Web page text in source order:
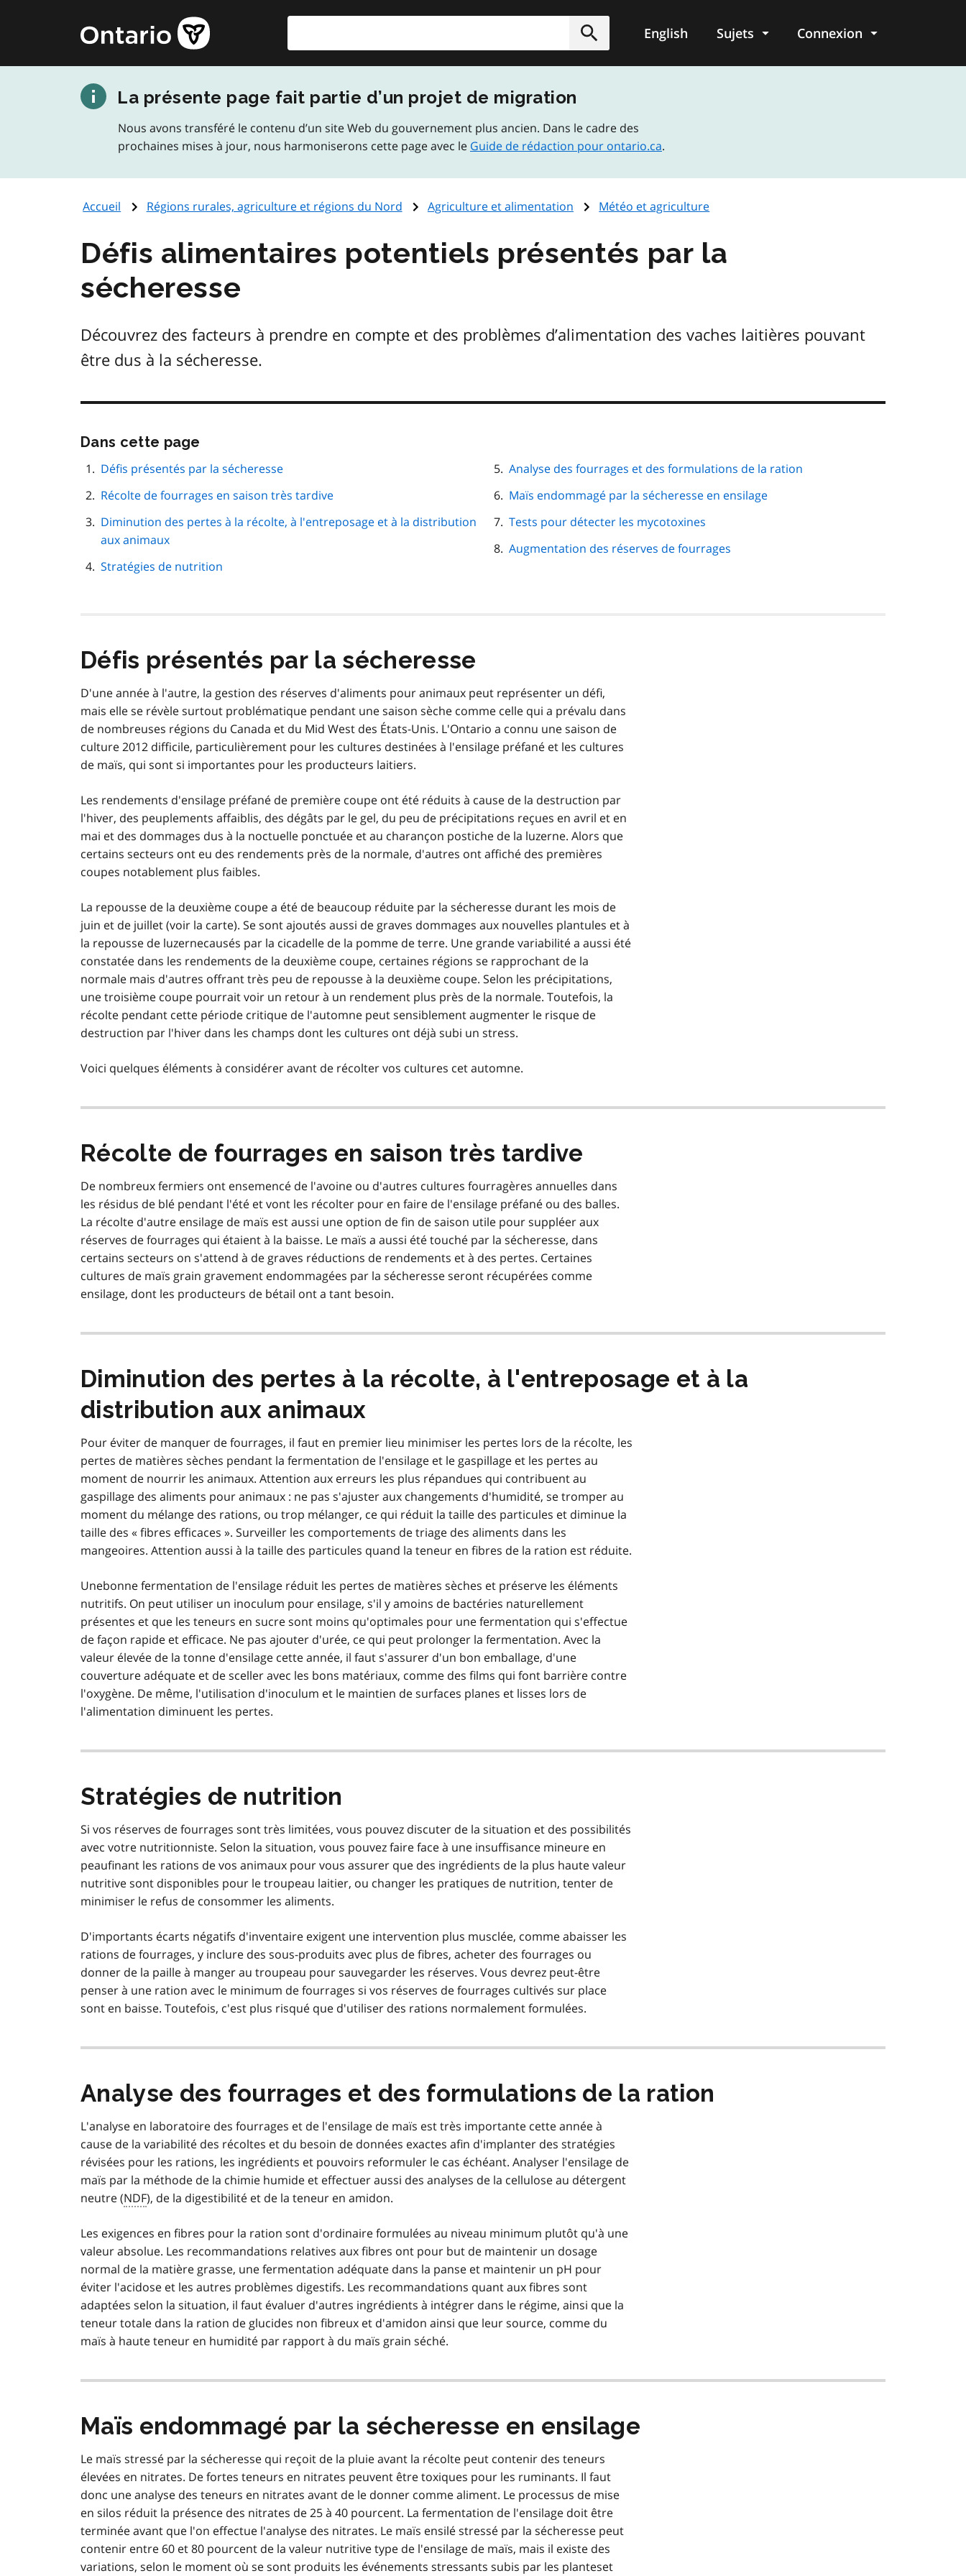
principal
Page
d'accueil
de
Soumettre
English Sujets Connexion
La présente page fait partie d’un projet de migration
Nous avons transféré le contenu d’un site Web du gouvernement plus ancien. Dans le cadre des
prochaines mises à jour, nous harmoniserons cette page avec le Guide de rédaction pour ontario.ca.
Accueil Régions rurales, agriculture et régions du Nord Agriculture et alimentation Météo et agriculture
Défis alimentaires potentiels présentés par la
sécheresse
Découvrez des facteurs à prendre en compte et des problèmes d’alimentation des vaches laitières pouvant
être dus à la sécheresse.
Dans cette page
navigation
page
Défis présentés par la sécheresse
Récolte de fourrages en saison très tardive
Diminution des pertes à la récolte, à l'entreposage et à la distribution
aux animaux
Stratégies de nutrition
Analyse des fourrages et des formulations de la ration
Maïs endommagé par la sécheresse en ensilage
Tests pour détecter les mycotoxines
Augmentation des réserves de fourrages
Défis présentés par la sécheresse
D'une année à l'autre, la gestion des réserves d'aliments pour animaux peut représenter un défi,
mais elle se révèle surtout problématique pendant une saison sèche comme celle qui a prévalu dans
de nombreuses régions du Canada et du Mid West des États-Unis. L'Ontario a connu une saison de
culture 2012 difficile, particulièrement pour les cultures destinées à l'ensilage préfané et les cultures
de maïs, qui sont si importantes pour les producteurs laitiers.
Les rendements d'ensilage préfané de première coupe ont été réduits à cause de la destruction par
l'hiver, des peuplements affaiblis, des dégâts par le gel, du peu de précipitations reçues en avril et en
mai et des dommages dus à la noctuelle ponctuée et au charançon postiche de la luzerne. Alors que
certains secteurs ont eu des rendements près de la normale, d'autres ont affiché des premières
coupes notablement plus faibles.
La repousse de la deuxième coupe a été de beaucoup réduite par la sécheresse durant les mois de
juin et de juillet (voir la carte). Se sont ajoutés aussi de graves dommages aux nouvelles plantules et à
la repousse de luzernecausés par la cicadelle de la pomme de terre. Une grande variabilité a aussi été
constatée dans les rendements de la deuxième coupe, certaines régions se rapprochant de la
normale mais d'autres offrant très peu de repousse à la deuxième coupe. Selon les précipitations,
une troisième coupe pourrait voir un retour à un rendement plus près de la normale. Toutefois, la
récolte pendant cette période critique de l'automne peut sensiblement augmenter le risque de
destruction par l'hiver dans les champs dont les cultures ont déjà subi un stress.
Voici quelques éléments à considérer avant de récolter vos cultures cet automne.
Récolte de fourrages en saison très tardive
De nombreux fermiers ont ensemencé de l'avoine ou d'autres cultures fourragères annuelles dans
les résidus de blé pendant l'été et vont les récolter pour en faire de l'ensilage préfané ou des balles.
La récolte d'autre ensilage de maïs est aussi une option de fin de saison utile pour suppléer aux
réserves de fourrages qui étaient à la baisse. Le maïs a aussi été touché par la sécheresse, dans
certains secteurs on s'attend à de graves réductions de rendements et à des pertes. Certaines
cultures de maïs grain gravement endommagées par la sécheresse seront récupérées comme
ensilage, dont les producteurs de bétail ont a tant besoin.
Diminution des pertes à la récolte, à l'entreposage et à la
distribution aux animaux
Pour éviter de manquer de fourrages, il faut en premier lieu minimiser les pertes lors de la récolte, les
pertes de matières sèches pendant la fermentation de l'ensilage et le gaspillage et les pertes au
moment de nourrir les animaux. Attention aux erreurs les plus répandues qui contribuent au
gaspillage des aliments pour animaux : ne pas s'ajuster aux changements d'humidité, se tromper au
moment du mélange des rations, ou trop mélanger, ce qui réduit la taille des particules et diminue la
taille des « fibres efficaces ». Surveiller les comportements de triage des aliments dans les
mangeoires. Attention aussi à la taille des particules quand la teneur en fibres de la ration est réduite.
Unebonne fermentation de l'ensilage réduit les pertes de matières sèches et préserve les éléments
nutritifs. On peut utiliser un inoculum pour ensilage, s'il y amoins de bactéries naturellement
présentes et que les teneurs en sucre sont moins qu'optimales pour une fermentation qui s'effectue
de façon rapide et efficace. Ne pas ajouter d'urée, ce qui peut prolonger la fermentation. Avec la
valeur élevée de la tonne d'ensilage cette année, il faut s'assurer d'un bon emballage, d'une
couverture adéquate et de sceller avec les bons matériaux, comme des films qui font barrière contre
l'oxygène. De même, l'utilisation d'inoculum et le maintien de surfaces planes et lisses lors de
l'alimentation diminuent les pertes.
Stratégies de nutrition
Si vos réserves de fourrages sont très limitées, vous pouvez discuter de la situation et des possibilités
avec votre nutritionniste. Selon la situation, vous pouvez faire face à une insuffisance mineure en
peaufinant les rations de vos animaux pour vous assurer que des ingrédients de la plus haute valeur
nutritive sont disponibles pour le troupeau laitier, ou changer les pratiques de nutrition, tenter de
minimiser le refus de consommer les aliments.
D'importants écarts négatifs d'inventaire exigent une intervention plus musclée, comme abaisser les
rations de fourrages, y inclure des sous-produits avec plus de fibres, acheter des fourrages ou
donner de la paille à manger au troupeau pour sauvegarder les réserves. Vous devrez peut-être
penser à une ration avec le minimum de fourrages si vos réserves de fourrages cultivés sur place
sont en baisse. Toutefois, c'est plus risqué que d'utiliser des rations normalement formulées.
Analyse des fourrages et des formulations de la ration
L'analyse en laboratoire des fourrages et de l'ensilage de maïs est très importante cette année à
cause de la variabilité des récoltes et du besoin de données exactes afin d'implanter des stratégies
révisées pour les rations, les ingrédients et pouvoirs reformuler le cas échéant. Analyser l'ensilage de
maïs par la méthode de la chimie humide et effectuer aussi des analyses de la cellulose au détergent
neutre (NDF), de la digestibilité et de la teneur en amidon.
Les exigences en fibres pour la ration sont d'ordinaire formulées au niveau minimum plutôt qu'à une
valeur absolue. Les recommandations relatives aux fibres ont pour but de maintenir un dosage
normal de la matière grasse, une fermentation adéquate dans la panse et maintenir un pH pour
éviter l'acidose et les autres problèmes digestifs. Les recommandations quant aux fibres sont
adaptées selon la situation, il faut évaluer d'autres ingrédients à intégrer dans le régime, ainsi que la
teneur totale dans la ration de glucides non fibreux et d'amidon ainsi que leur source, comme du
maïs à haute teneur en humidité par rapport à du maïs grain séché.
Maïs endommagé par la sécheresse en ensilage
Le maïs stressé par la sécheresse qui reçoit de la pluie avant la récolte peut contenir des teneurs
élevées en nitrates. De fortes teneurs en nitrates peuvent être toxiques pour les ruminants. Il faut
donc une analyse des teneurs en nitrates avant de le donner comme aliment. Le processus de mise
en silos réduit la présence des nitrates de 25 à 40 pourcent. La fermentation de l'ensilage doit être
terminée avant que l'on effectue l'analyse des nitrates. Le maïs ensilé stressé par la sécheresse peut
contenir entre 60 et 80 pourcent de la valeur nutritive type de l'ensilage de maïs, mais il existe des
variations, selon le moment où se sont produits les événements stressants subis par les planteset